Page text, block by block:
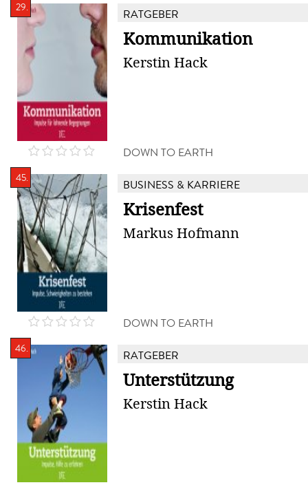
29. RATGEBER
Kommunikation
Kerstin Hack
DOWN TO EARTH
45. BUSINESS & KARRIERE
Krisenfest
Markus Hofmann
DOWN TO EARTH
46. RATGEBER
Unterstützung
Kerstin Hack